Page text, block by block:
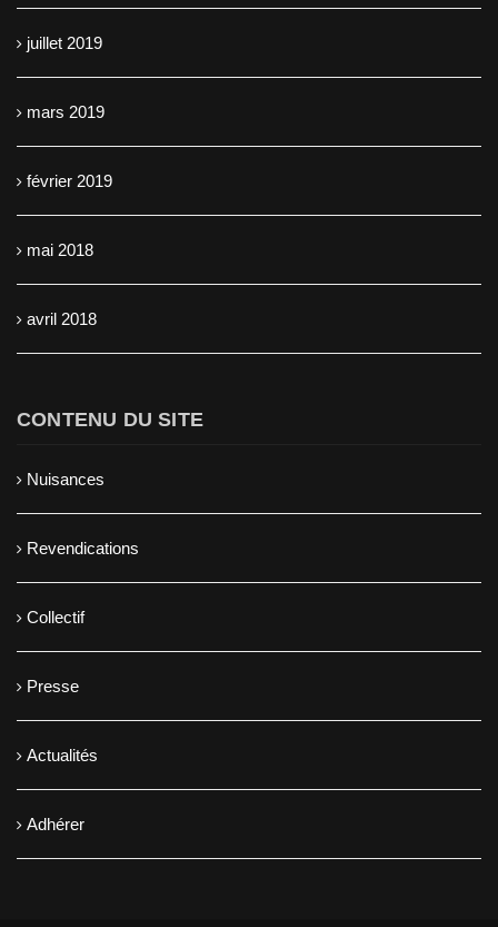
juillet 2019
mars 2019
février 2019
mai 2018
avril 2018
CONTENU DU SITE
Nuisances
Revendications
Collectif
Presse
Actualités
Adhérer